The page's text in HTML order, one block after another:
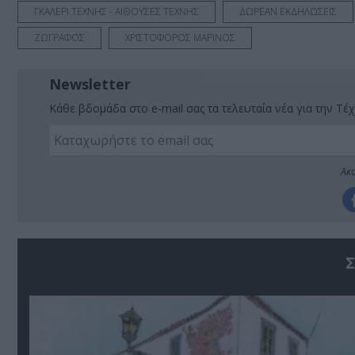
ΓΚΑΛΕΡΙ ΤΕΧΝΗΣ - ΑΙΘΟΥΣΕΣ ΤΕΧΝΗΣ ΔΩΡΕΑΝ ΕΚΔΗΛΩΣΕΙΣ
ΖΩΓΡΑΦΟΣ
ΧΡΙΣΤΟΦΟΡΟΣ ΜΑΡΙΝΟΣ
Newsletter
Κάθε βδομάδα στο e-mail σας τα τελευταία νέα για την